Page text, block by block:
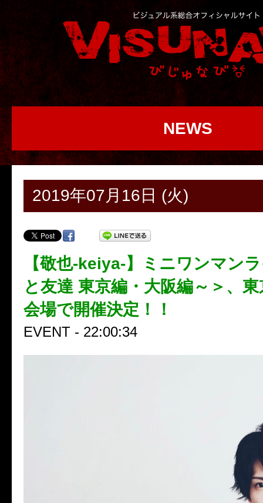
NEWS
2019年07月16日 (火)
【敬也-keiya-】ミニワンマン
と友達 東京編・大阪編～＞、
会場で開催決定！！
EVENT - 22:00:34